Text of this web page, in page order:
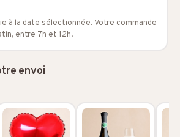
à la date sélectionnée. Votre commande
entre 7h et 12h.
envoi